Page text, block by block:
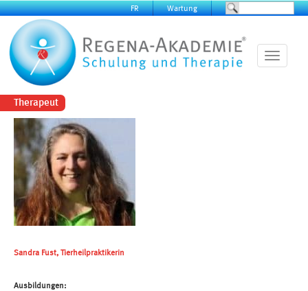
Wartung
FR
Toggle
navigation
Therapeut
Sandra Fust, Tierheilpraktikerin
Ausbildungen: